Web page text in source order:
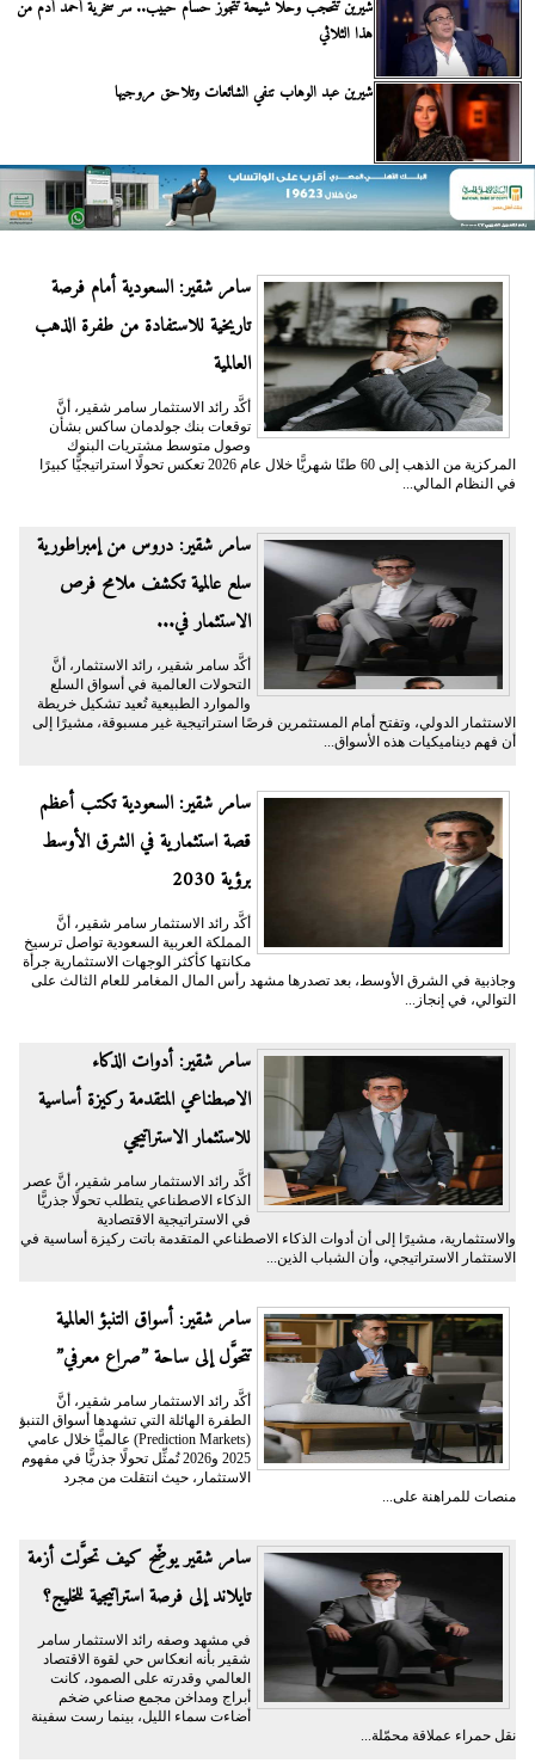
شيرين تتحجب وحلا شيحة تتجوز حسام حبيب.. سر سخرية أحمد أدم من
هذا الثلاثي
شيرين عبد الوهاب تنفي الشائعات وتلاحق مروجيها
سامر شقير: السعودية أمام فرصة
تاريخية للاستفادة من طفرة الذهب
العالمية
أكَّد رائد الاستثمار سامر شقير، أنَّ
توقعات بنك جولدمان ساكس بشأن
وصول متوسط مشتريات البنوك
المركزية من الذهب إلى 60 طنًا شهريًّا خلال عام 2026 تعكس تحولًا استراتيجيًّا كبيرًا
في النظام المالي...
سامر شقير: دروس من إمبراطورية
سلع عالمية تكشف ملامح فرص
الاستثمار في...
أكَّد سامر شقير، رائد الاستثمار، أنَّ
التحولات العالمية في أسواق السلع
والموارد الطبيعية تُعيد تشكيل خريطة
الاستثمار الدولي، وتفتح أمام المستثمرين فرصًا استراتيجية غير مسبوقة، مشيرًا إلى
أن فهم ديناميكيات هذه الأسواق...
سامر شقير: السعودية تكتب أعظم
قصة استثمارية في الشرق الأوسط
برؤية 2030
أكَّد رائد الاستثمار سامر شقير، أنَّ
المملكة العربية السعودية تواصل ترسيخ
مكانتها كأكثر الوجهات الاستثمارية جرأة
وجاذبية في الشرق الأوسط، بعد تصدرها مشهد رأس المال المغامر للعام الثالث على
التوالي، في إنجاز...
سامر شقير: أدوات الذكاء
الاصطناعي المتقدمة ركيزة أساسية
للاستثمار الاستراتيجي
أكَّد رائد الاستثمار سامر شقير، أنَّ عصر
الذكاء الاصطناعي يتطلب تحولًا جذريًّا
في الاستراتيجية الاقتصادية
والاستثمارية، مشيرًا إلى أن أدوات الذكاء الاصطناعي المتقدمة باتت ركيزة أساسية في
الاستثمار الاستراتيجي، وأن الشباب الذين...
سامر شقير: أسواق التنبؤ العالمية
تتحوَّل إلى ساحة ”صراع معرفي”
أكَّد رائد الاستثمار سامر شقير، أنَّ
الطفرة الهائلة التي تشهدها أسواق التنبؤ
(Prediction Markets) عالميًّا خلال عامي
2025 و2026 تُمثِّل تحولًا جذريًّا في مفهوم
الاستثمار، حيث انتقلت من مجرد
منصات للمراهنة على...
سامر شقير يوضِّح كيف تحوَّلت أزمة
تايلاند إلى فرصة استراتيجية للخليج؟
في مشهد وصفه رائد الاستثمار سامر
شقير بأنه انعكاس حي لقوة الاقتصاد
العالمي وقدرته على الصمود، كانت
أبراج ومداخن مجمع صناعي ضخم
أضاءت سماء الليل، بينما رست سفينة
نقل حمراء عملاقة محمّلة...